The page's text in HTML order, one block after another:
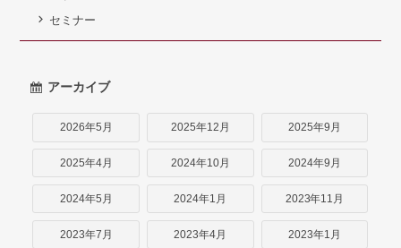
セミナー
アーカイブ
2026年5月 2025年12月 2025年9月
2025年4月 2024年10月 2024年9月
2024年5月 2024年1月 2023年11月
2023年7月 2023年4月 2023年1月